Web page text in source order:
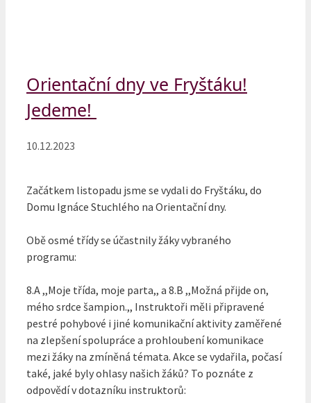
Orientační dny ve Fryštáku!
Jedeme!
10.12.2023
Začátkem listopadu jsme se vydali do Fryštáku, do
Domu Ignáce Stuchlého na Orientační dny.
Obě osmé třídy se účastnily žáky vybraného
programu:
8.A ,,Moje třída, moje parta,, a 8.B ,,Možná přijde on,
mého srdce šampion.,, Instruktoři měli připravené
pestré pohybové i jiné komunikační aktivity zaměřené
na zlepšení spolupráce a prohloubení komunikace
mezi žáky na zmíněná témata. Akce se vydařila, počasí
také, jaké byly ohlasy našich žáků? To poznáte z
odpovědí v dotazníku instruktorů: